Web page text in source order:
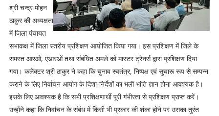
श्री चन्द्र मोहन
ठाकुर की अध्यक्षता
में जिला पंचायत
सभाकक्ष में जिला स्तरीय प्रशिक्षण आयोजित किया गया। इस प्रशिक्षण में जिले के
समस्त आरओ, एआरओं तथा संबंधित अमले को मास्टर ट्रेनर्स द्वारा प्रशिक्षण दिया
गया। कलेक्टर श्री ठाकुर ने कहा कि चुनाव स्वतंत्र, निष्पक्ष एवं सुचारू रूप से सम्पन्न
कराने के लिए निर्वाचन आयोग के दिशा-निर्देशों का भली भांति ज्ञान होना आवश्यक है।
इसके लिए आवश्यक है कि सभी प्रशिक्षणार्थी पूरी गंभीरता से प्रशिक्षण प्राप्त करें।
उन्होंने कहा कि निर्वाचन के संबंध में किसी भी प्रकार की शंका होने पर उसका तुरंत